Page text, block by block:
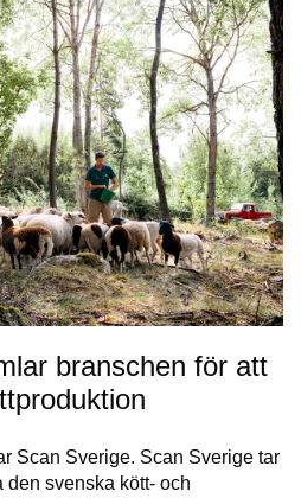
branschen för att
Scan Sverige. Scan Sverige tar
den svenska kött- och